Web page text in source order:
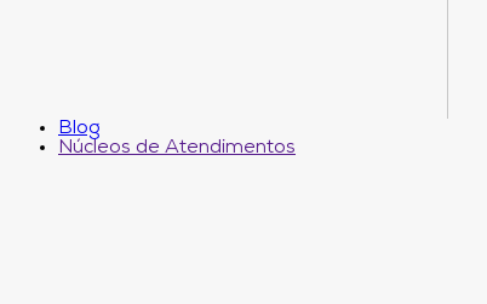
Blog
Núcleos de Atendimentos